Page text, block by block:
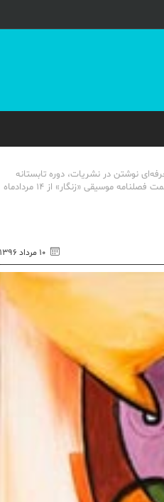
نوشتن در نشریات، دوره تابستانه
«موسیقی‌نویسی» ویژه‌ی دانشجویان رشته موسیقی، روزنامه‌نگاران و خبرنگاران، هنرجویان و هنرآموزان موسیقی علاقه‌مند به مقاله‌نویسی به همت فصلنامه موسیقی «زنگار» از 14 مردادماه
۱۰ مرداد ۱۳۹۶